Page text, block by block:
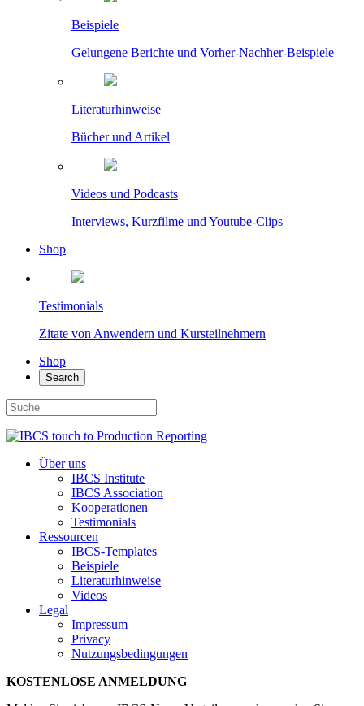
Beispiele
Gelungene Berichte und Vorher-Nachher-Beispiele
Literaturhinweise
Bücher und Artikel
Videos und Podcasts
Interviews, Kurzfilme und Youtube-Clips
Shop
Testimonials
Zitate von Anwendern und Kursteilnehmern
Shop
Search
Über uns
IBCS Institute
IBCS Association
Kooperationen
Testimonials
Ressourcen
IBCS-Templates
Beispiele
Literaturhinweise
Videos
Legal
Impressum
Privacy
Nutzungsbedingungen
KOSTENLOSE ANMELDUNG